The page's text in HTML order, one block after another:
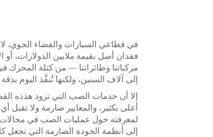
في قطاعي السيارات والفضاء الجوي،
فقدان أصل بقيمة ملايين الدولارات، أو
مركباتنا وطائراتنا — من كتلة
إلى آلاف السنين، ولكنها تُنفَّذ اليوم بدقة
إلا أن خدمات الصب التي تزود هذذه
أعلى بكثير، والمعايير صارمة ولا
لمعرفته حول عمليات الصب في مجالات
إلى أنظمة الجودة الصارمة التي تجعل